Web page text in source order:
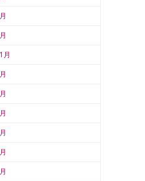
月